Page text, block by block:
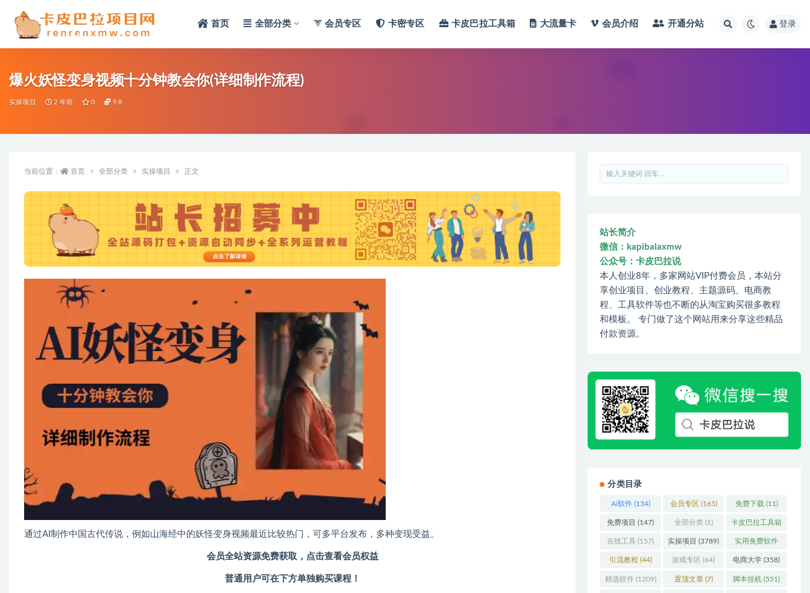
首页 全部分类 会员专区 卡密专区 卡皮巴拉工具箱 大流量卡 会员介绍 开通分站 登录
爆火妖怪变身视频十分钟教会你(详细制作流程)
实操项目 2 年前 0 9.8
当前位置： 首页 全部分类 实操项目 正文
通过AI制作中国古代传说，例如山海经中的妖怪变身视频最近比较热门，可多平台发布，多种变现受益。
会员全站资源免费获取，点击查看会员权益
普通用户可在下方单独购买课程！
站长简介
微信：kapibalaxmw
公众号：卡皮巴拉说
本人创业8年，多家网站VIP付费会员，本站分
享创业项目、创业教程、主题源码、电商教
程、工具软件等也不断的从淘宝购买很多教程
和模板。 专门做了这个网站用来分享这些精品
付款资源。
分类目录
Ai软件(134) 会员专区 (165) 免费下载 (11)
免费项目 (147) 全部分类(1) 卡皮巴拉工具箱
(3)
在线工具 (157) 实操项目 (3789) 实用免费软件
(415)
引流教程 (44) 游戏专区 (64) 电商大学 (358)
精选软件(1209) 置顶文章(7) 脚本挂机 (551)